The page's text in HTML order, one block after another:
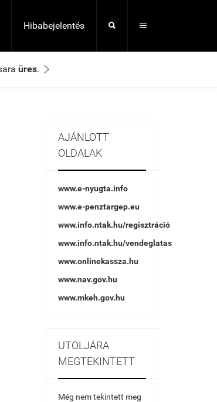
Hibabejelentés  
üres. 
AJÁNLOTT
OLDALAK
www.e-nyugta.info
www.e-penztargep.eu
www.info.ntak.hu/regisztráció
www.info.ntak.hu/vendeglatas
www.onlinekassza.hu
www.nav.gov.hu
www.mkeh.gov.hu
UTOLJÁRA
MEGTEKINTETT
Még nem tekintett meg